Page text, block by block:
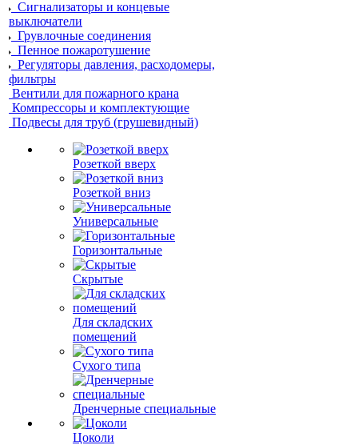
Сигнализаторы и концевые
выключатели
Грувлочные соединения
Пенное пожаротушение
Регуляторы давления, расходомеры,
фильтры
Вентили для пожарного крана
Компрессоры и комплектующие
Подвесы для труб (грушевидный)
Розеткой вверх
Розеткой вниз
Универсальные
Горизонтальные
Скрытые
Для складских
помещений
Сухого типа
Дренчерные специальные
Цоколи